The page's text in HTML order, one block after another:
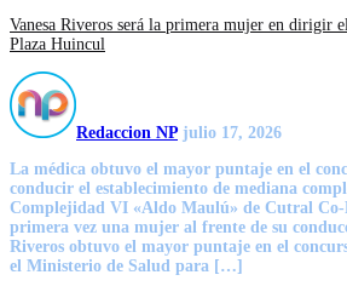
Vanesa Riveros será la primera mujer en dirigir
Plaza Huincul
Redaccion NP julio 17, 2026
La médica obtuvo el mayor puntaje en el
conducir el establecimiento de mediana
Complejidad VI «Aldo Maulú» de Cutral
primera vez una mujer al frente de su
Riveros obtuvo el mayor puntaje en el
el Ministerio de Salud para […]